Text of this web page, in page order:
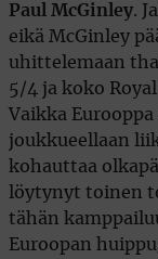
Paul McGinley.
eikä McGinley
uhittelemaan
5/4 ja koko
Vaikka
joukkueellaan
kohauttaa
löytynyt toinen
tähän
Euroopan